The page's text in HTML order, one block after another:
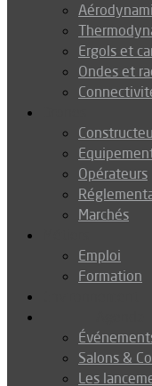
Ergols et
Ondes et
Opérateurs
Marchés
Emploi
Formation
Salons &
Les